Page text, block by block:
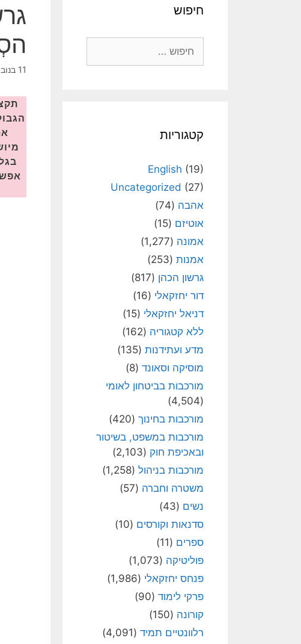
11 בנובמבר 2023
חיפוש
קטגוריות
English (19)
Uncategorized (27)
אהבה (74)
אוטיזם (15)
אמונה (1,277)
אמנות (253)
גרשון הכהן (817)
דור יחזקאלי (16)
דניאל יחזקאלי (15)
ללא קטגוריה (162)
מדע ועתידנות (135)
מוסיקה וסאונד (8)
מורכבות בביטחון לאומי
(4,504)
מורכבות בחינוך (420)
מורכבות במשפט, בשיטור
ובאכיפת חוק (2,103)
מורכבות בניהול (1,258)
משטרה וחברה (57)
נשים (43)
סדנאות וקורסים (10)
ספרים (11)
פוליטיקה (1,073)
פנחס יחזקאלי (1,986)
פרקי לימוד (90)
קורונה (150)
רלוונטיים תמיד (4,091)